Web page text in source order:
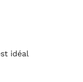
idéal